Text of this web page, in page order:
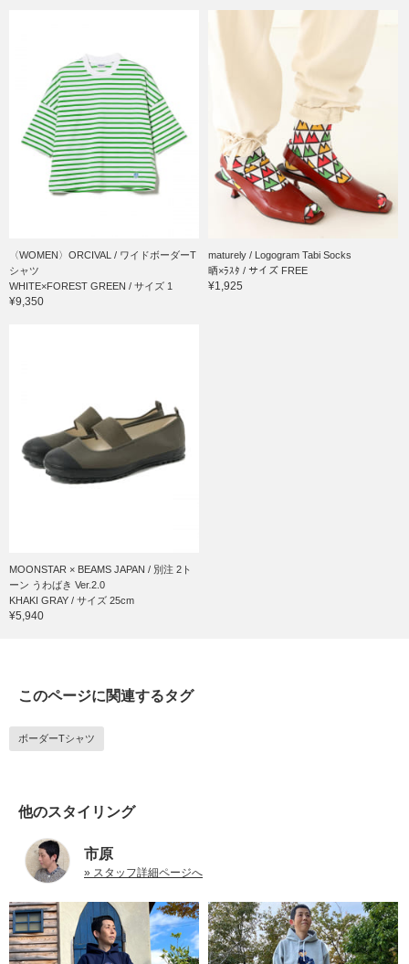
〈WOMEN〉ORCIVAL / ワイドボーダーT
シャツ
WHITE×FOREST GREEN / サイズ 1
¥9,350
maturely / Logogram Tabi Socks
晒×ﾗｽﾀ / サイズ FREE
¥1,925
MOONSTAR × BEAMS JAPAN / 別注 2ト
ーン うわばき Ver.2.0
KHAKI GRAY / サイズ 25cm
¥5,940
このページに関連するタグ
ボーダーTシャツ
他のスタイリング
市原
» スタッフ詳細ページへ